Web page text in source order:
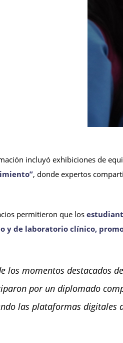
incluyó exhibiciones de
, donde expertos
permitieron que los
y de laboratorio clínico,
los momentos destacados
por un diplomado
las plataformas digitales